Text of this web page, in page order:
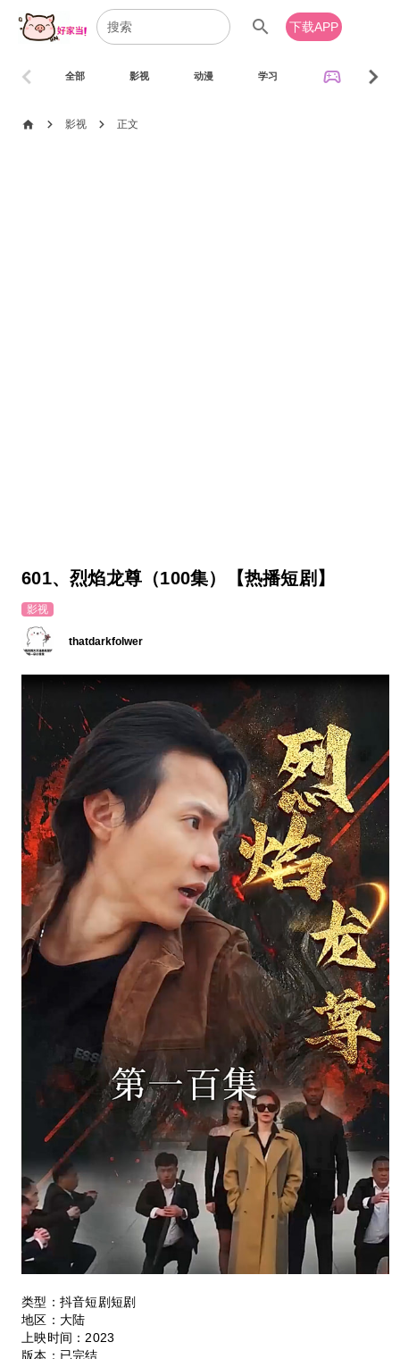
search 下载APP
全部 影视 动漫 学习 sports_esports
chevron_left chevron_right
home chevron_right 影视 chevron_right 正文
601、烈焰龙尊（100集）【热播短剧】
影视
thatdarkfolwer
类型：抖音短剧短剧
地区：大陆
上映时间：2023
版本：已完结